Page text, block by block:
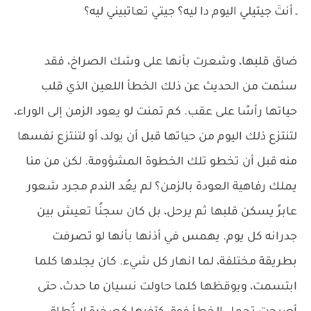
ـ أنتٓ جيتيلي اليوم دا ليه؟ جيتي تعاتبيني ليه؟
ضاق قلبها، وشعرت بأنها على وشك الصراخ، فقد
سئمت من الحديث عن ذلك الخطأ اللعين الذي قلب
حياتها رأسًا على عقب. كم تمنت لو يعود الزمن إلى الوراء،
لتنتزع ذلك اليوم من حياتها قبل أن يولد، أو لتنتزع نفسها
منه قبل أن تخطو تلك الخطوة المشؤومة. لكن من منا
يملك رفاهية العودة بالزمن؟ لم يعُد الندم مجرد شعور
عابرً يسكن قلبها ثم يرحل، بل كان سجنًا تعيش بين
جدرانه كل يوم. يهمس في أذنها بأنها لو تصرفت
بطريقة مختلفة، لما انهار كل شيء. كان يجلدها كلما
ابتسمت، ويوقظها كلما حاولت نسيان ما حدث، حتى